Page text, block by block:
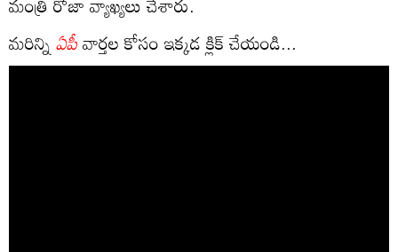
మరిన్నిఏపీవార్తల కోసం ఇక్కడ క్లిక్ చేయండి...